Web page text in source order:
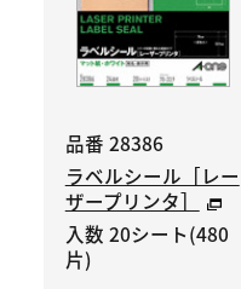
品番 28386
ラベルシール［レー
ザープリンタ］
入数 20シート(480
片)